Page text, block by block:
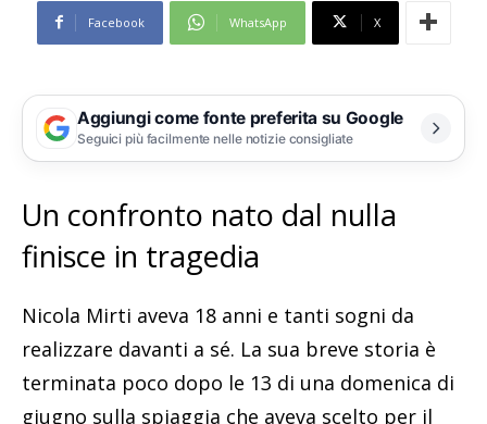
Facebook WhatsApp X
Aggiungi come fonte preferita su Google
Seguici più facilmente nelle notizie consigliate
Un confronto nato dal nulla
finisce in tragedia
Nicola Mirti aveva 18 anni e tanti sogni da
realizzare davanti a sé. La sua breve storia è
terminata poco dopo le 13 di una domenica di
giugno sulla spiaggia che aveva scelto per il